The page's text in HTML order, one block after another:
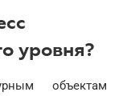
уровня?
объектам